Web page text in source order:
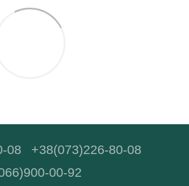
08
+38(073)226-80-08
00-92